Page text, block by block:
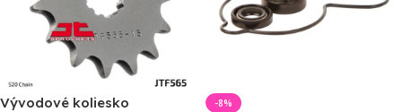
Vývodové koliesko
-8%